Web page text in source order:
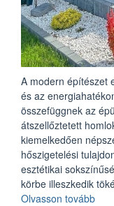
A modern építészet
és az
összefüggnek az
átszellőztetett
kiemelkedően
hőszigetelési
esztétikai
körbe illeszkedik
Olvasson tovább